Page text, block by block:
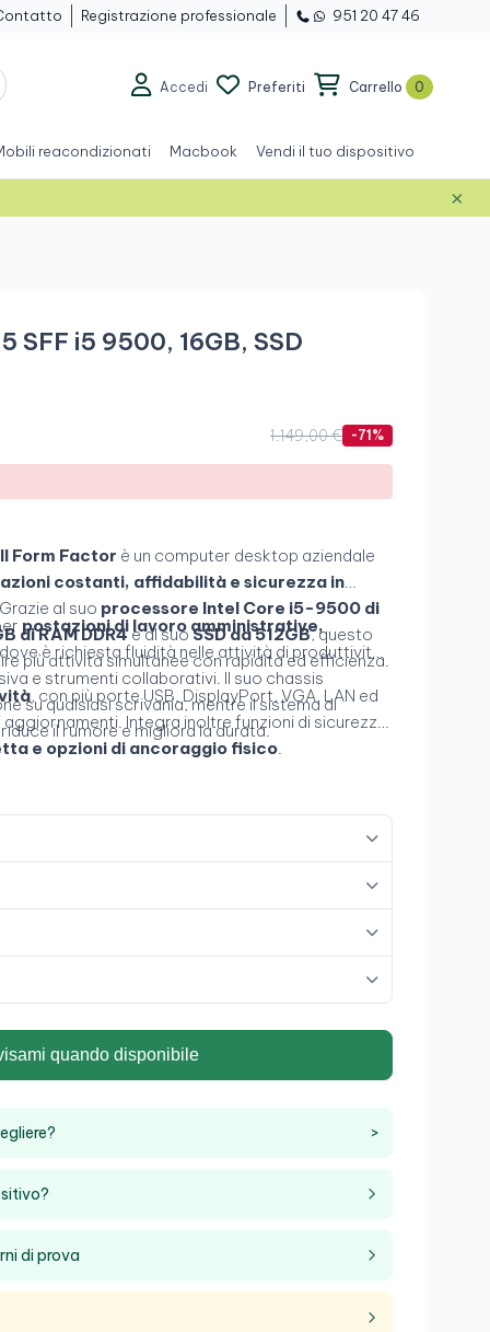
Registrazione professionale 951 20 47 46
Accedi Preferiti Carrello 0
reacondizionati Macbook Vendi il tuo dispositivo
×
SFF i5 9500, 16GB, SSD
1.149,00 € -71%
Form Factor è un computer desktop aziendale
costanti, affidabilità e sicurezza in
al suo processore Intel Core i5-9500 di
di RAM DDR4e al suoSSD da 512GB, questo
più attività simultanee con rapidità ed efficienza.
postazioni di lavoro amministrative,
è richiesta fluidità nelle attività di produttività,
e strumenti collaborativi. Il suo chassis
su qualsiasi scrivania, mentre il sistema di
il rumore e migliora la durata.
, con più porte USB, DisplayPort, VGA, LAN ed
Integra inoltre funzioni di sicurezza
e opzioni di ancoraggio fisico.
quando disponibile
>
di prova